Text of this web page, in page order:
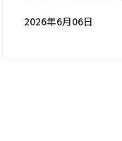
2026年6月06日